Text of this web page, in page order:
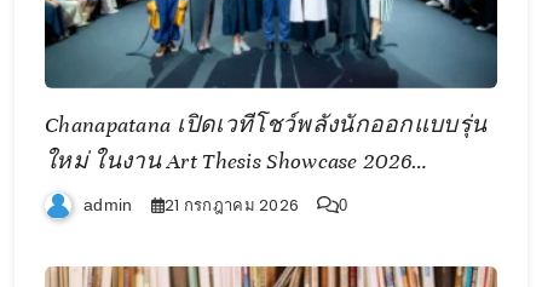
Chanapatana เปิดเวทีโชว์พลังนักออกแบบรุ่น
ใหม่ ในงาน Art Thesis Showcase 2026
ถ่ายทอดแนวคิด “SINGULARITY” เชื่อมมนุษย์
admin 21 กรกฎาคม 2026 0